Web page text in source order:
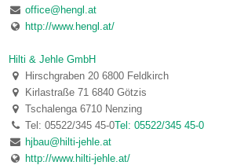
office@hengl.at
http://www.hengl.at/
Hilti & Jehle GmbH
Hirschgraben 20 6800 Feldkirch
Kirlastraße 71 6840 Götzis
Tschalenga 6710 Nenzing
Tel: 05522/345 45-0Tel: 05522/345 45-0
hjbau@hilti-jehle.at
http://www.hilti-jehle.at/